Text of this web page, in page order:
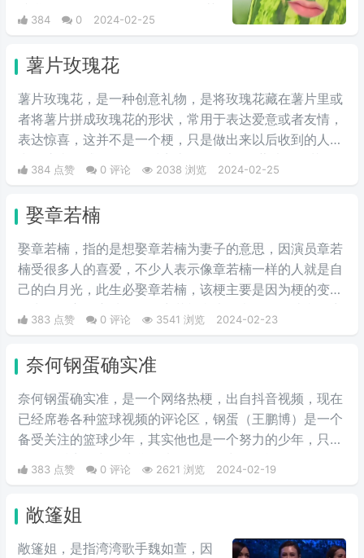
谁懂啊”的开场白，一股浓浓的绿茶
味儿。这个梗常常用来表达一种寻
到亲切和温暖。后来，伴随特效的
走红引来了一批网友的翻拍，还被
一些恶意引流的博主进行了二创，
现在主要在发布一些难以启齿的事
情，或者凡尔赛的时候开头做开场
白。
384 0 2024-02-25
薯片玫瑰花
薯片玫瑰花，是一种创意礼物，是将玫瑰花藏在薯片里或
者将薯片拼成玫瑰花的形状，常用于表达爱意或者友情，
表达惊喜，这并不是一个梗，只是做出来以后收到的人常
常会惊喜而感动，只因抖音上很多人都将“薯片玫瑰花”做
出来送给自己喜爱的人，因此受到人们的争相模仿。
384 点赞 0 评论 2038 浏览 2024-02-25
娶章若楠
娶章若楠，指的是想娶章若楠为妻子的意思，因演员章若
楠受很多人的喜爱，不少人表示像章若楠一样的人就是自
己的白月光，此生必娶章若楠，该梗主要是因为梗的变种
而出圈，主要变种有：娶章若楠我也愿意；如果让我娶章
若楠，就算让我开奔驰住别墅我也愿意；要是能让我开豪
又卖乖的语气。
383 点赞 0 评论 3541 浏览 2024-02-23
奈何钢蛋确实准
奈何钢蛋确实准，是一个网络热梗，出自抖音视频，现在
已经席卷各种篮球视频的评论区，钢蛋（王鹏博）是一个
备受关注的篮球少年，其实他也是一个努力的少年，只因
他爸（抖音@中国球爹）选择了一条常人不能理解的道
路，并声称以后打进nba成为全国人的希望，饱受外界质
这个梗出圈，在于一场篮球单挑比赛中，以为训练营选手
名为钢蛋，他在与北大主力对决中，凭借三次运球得到14
383 点赞 0 评论 2621 浏览 2024-02-19
敞篷姐
敞篷姐，是指湾湾歌手魏如萱，因